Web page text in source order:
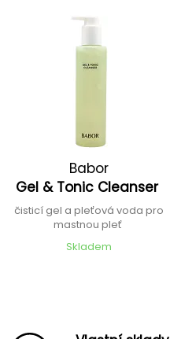
Babor
Gel & Tonic Cleanser
čisticí gel a pleťová voda pro
mastnou pleť
Skladem